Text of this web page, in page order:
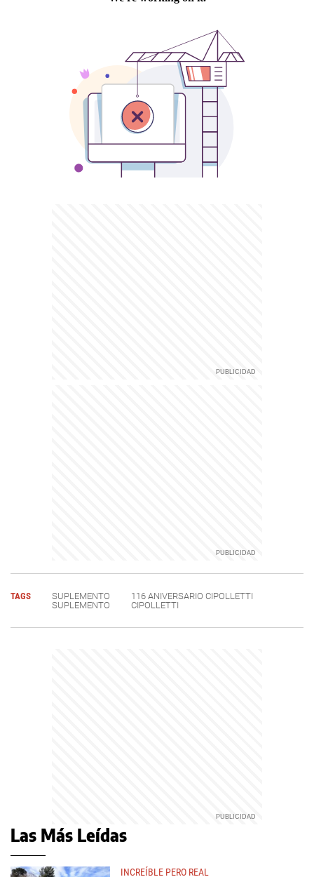
TAGS SUPLEMENTO
116 ANIVERSARIO CIPOLLETTI
SUPLEMENTO
CIPOLLETTI
Las Más Leídas
INCREÍBLE PERO REAL